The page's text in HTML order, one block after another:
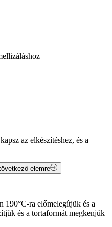
az elkészítéshez, és a
elemre
190°C-ra előmelegítjük és a
és a tortaformát megkenjük